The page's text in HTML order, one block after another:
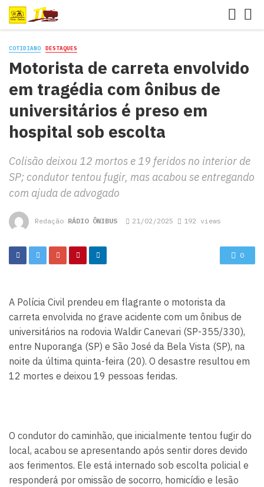
COTIDIANO DESTAQUES
Motorista de carreta envolvido
em tragédia com ônibus de
universitários é preso em
hospital sob escolta
Colisão deixou 12 mortos e 19 feridos no interior de
SP; condutor tentou fugir, mas acabou se entregando
com ajuda de advogado
Redação RÁDIO ÔNIBUS 21/02/2025 192 views
0
A Polícia Civil prendeu em flagrante o motorista da
carreta envolvida no grave acidente com um ônibus de
universitários na rodovia Waldir Canevari (SP-355/330),
entre Nuporanga (SP) e São José da Bela Vista (SP), na
noite da última quinta-feira (20). O desastre resultou em
12 mortes e deixou 19 pessoas feridas.
O condutor do caminhão, que inicialmente tentou fugir do
local, acabou se apresentando após sentir dores devido
aos ferimentos. Ele está internado sob escolta policial e
responderá por omissão de socorro, homicídio e lesão